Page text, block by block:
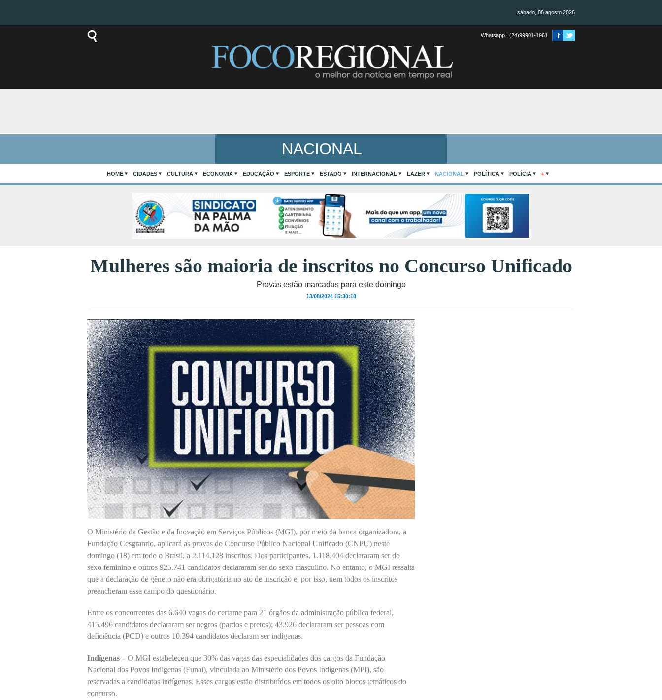
sábado, 08 agosto 2026
Whatsapp | (24)99901-1961
NACIONAL
HOME CIDADES CULTURA ECONOMIA EDUCAÇÃO ESPORTE ESTADO INTERNACIONAL LAZER NACIONAL POLÍTICA POLÍCIA +
Mulheres são maioria de inscritos no Concurso Unificado
Provas estão marcadas para este domingo
13/08/2024 15:30:18
O Ministério da Gestão e da Inovação em Serviços Públicos (MGI), por meio da banca organizadora, a
Fundação Cesgranrio, aplicará as provas do Concurso Público Nacional Unificado (CNPU) neste
domingo (18) em todo o Brasil, a 2.114.128 inscritos. Dos participantes, 1.118.404 declararam ser do
sexo feminino e outros 925.741 candidatos declararam ser do sexo masculino. No entanto, o MGI ressalta
que a declaração de gênero não era obrigatória no ato de inscrição e, por isso, nem todos os inscritos
preencheram esse campo do questionário.
Entre os concorrentes das 6.640 vagas do certame para 21 órgãos da administração pública federal,
415.496 candidatos declararam ser negros (pardos e pretos); 43.926 declararam ser pessoas com
deficiência (PCD) e outros 10.394 candidatos declaram ser indígenas.
Indígenas – O MGI estabeleceu que 30% das vagas das especialidades dos cargos da Fundação
Nacional dos Povos Indígenas (Funai), vinculada ao Ministério dos Povos Indígenas (MPI), são
reservadas a candidatos indígenas. Esses cargos estão distribuídos em todos os oito blocos temáticos do
concurso.